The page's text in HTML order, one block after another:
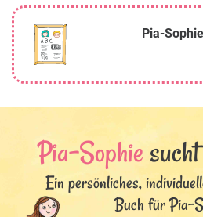
Pia-
Pia-Sophie
Ein persönliches,
Buch für Pia-